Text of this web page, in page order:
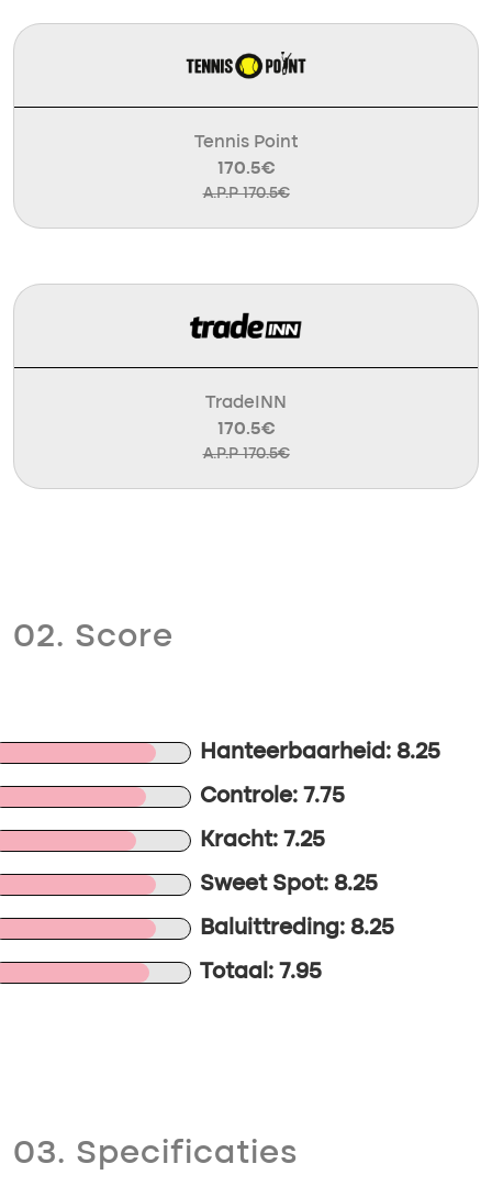
Tennis Point
170.5€
A.P.P 170.5€
TradeINN
170.5€
A.P.P 170.5€
02. Score
Hanteerbaarheid: 8.25
Controle: 7.75
Kracht: 7.25
Sweet Spot: 8.25
Baluittreding: 8.25
Totaal: 7.95
03. Specificaties